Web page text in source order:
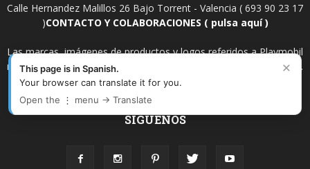
Calle Hernandez Malillos 26 Bajo Torrent - Valencia ( 693 90 23 17
)CONTACTO Y COLABORACIONES ( pulsa aquí )
Las marcas, imágenes de productos y logos referidos a Playmobil
mencionadas en este sitio son propiedad de Geobra Brandstätter.
SÍGUENOS
×
This page is in Spanish.
Your browser can translate it for you.
Open the ⋮ menu → Translate